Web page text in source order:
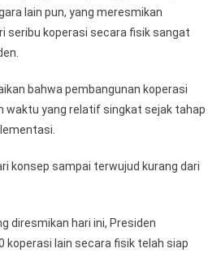
lain pun, yang meresmikan
seribu koperasi secara fisik sangat
bahwa pembangunan koperasi
waktu yang relatif singkat sejak tahap
konsep sampai terwujud kurang dari
diresmikan hari ini, Presiden
koperasi lain secara fisik telah siap